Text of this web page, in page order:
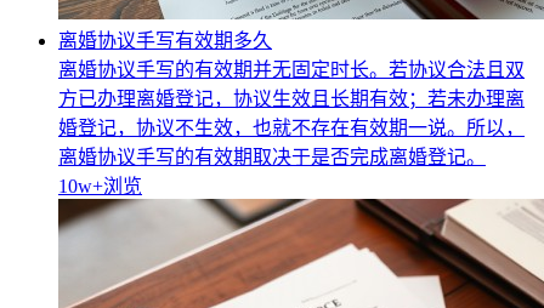
离婚协议手写有效期多久
离婚协议手写的有效期并无固定时长。若协议合法且双
方已办理离婚登记，协议生效且长期有效；若未办理离
婚登记，协议不生效，也就不存在有效期一说。所以，
离婚协议手写的有效期取决于是否完成离婚登记。
10w+浏览